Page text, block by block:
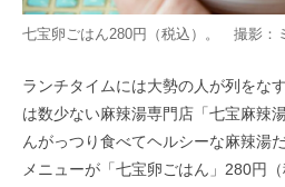
七宝卵ごはん280円（税込）。 撮影：
ランチタイムには大勢の人が列をな
は数少ない麻辣湯専門店「七宝麻辣
んがっつり食べてヘルシーな麻辣湯
メニューが「七宝卵ごはん」280円